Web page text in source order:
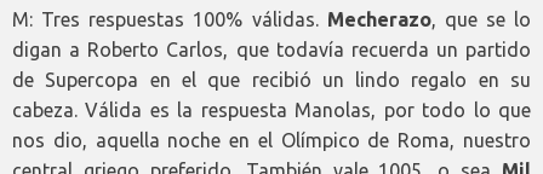
M: Tres respuestas 100% válidas. Mecherazo, que se lo
digan a Roberto Carlos, que todavía recuerda un partido
de Supercopa en el que recibió un lindo regalo en su
cabeza. Válida es la respuesta Manolas, por todo lo que
nos dio, aquella noche en el Olímpico de Roma, nuestro